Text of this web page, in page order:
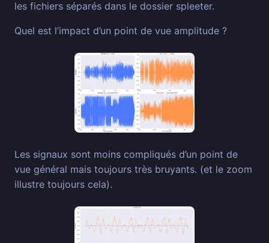
les fichiers séparés dans le dossier spleeter.
Quel est l’impact d’un point de vue amplitude ?
Les signaux sont moins compliqués d’un point de
vue général mais toujours très bruyants. (et le zoom
illustre toujours cela).